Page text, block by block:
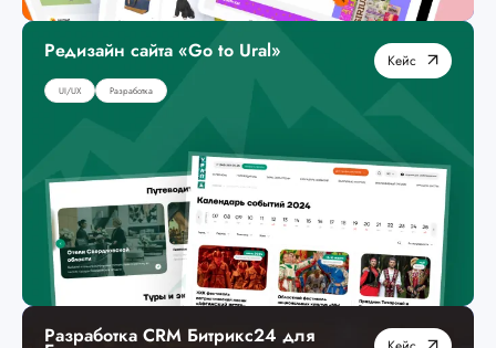
Редизайн сайта «Go to Ural» Кейс
UI/UX Разработка
Разработка CRM Битрикс24 для